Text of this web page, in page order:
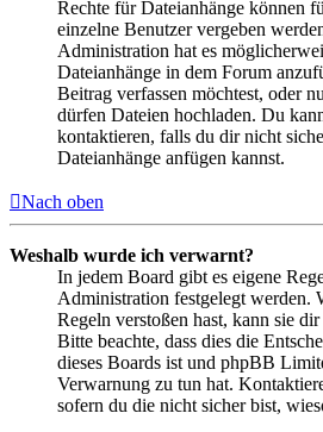
Rechte für Dateianhänge können
einzelne Benutzer vergeben
Administration hat es
Dateianhänge in dem Forum
Beitrag verfassen möchtest, oder
dürfen Dateien hochladen. Du
kontaktieren, falls du dir nicht
Dateianhänge anfügen kannst.
Nach oben
Weshalb wurde ich verwarnt?
In jedem Board gibt es eigene
Administration festgelegt werden.
Regeln verstoßen hast, kann sie
Bitte beachte, dass dies die
dieses Boards ist und phpBB
Verwarnung zu tun hat.
sofern du die nicht sicher bist,